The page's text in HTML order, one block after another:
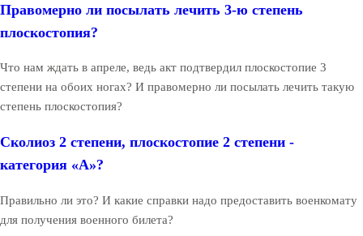
Правомерно ли посылать лечить 3-ю степень
плоскостопия?
Что нам ждать в апреле, ведь акт подтвердил плоскостопие 3
степени на обоих ногах? И правомерно ли посылать лечить такую
степень плоскостопия?
Сколиоз 2 степени, плоскостопие 2 степени -
категория «А»?
Правильно ли это? И какие справки надо предоставить военкомату
для получения военного билета?